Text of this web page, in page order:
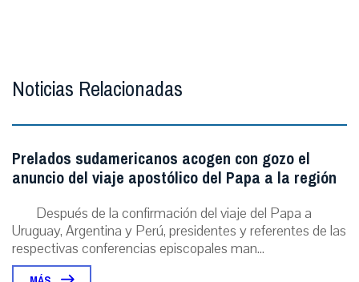
Noticias Relacionadas
Prelados sudamericanos acogen con gozo el
anuncio del viaje apostólico del Papa a la región
Después de la confirmación del viaje del Papa a
Uruguay, Argentina y Perú, presidentes y referentes de las
respectivas conferencias episcopales man...